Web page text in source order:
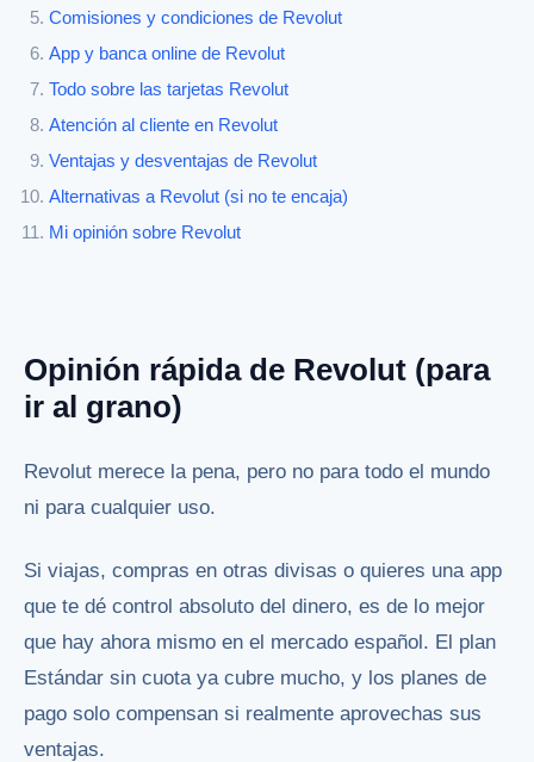
Comisiones y condiciones de Revolut
App y banca online de Revolut
Todo sobre las tarjetas Revolut
Atención al cliente en Revolut
Ventajas y desventajas de Revolut
Alternativas a Revolut (si no te encaja)
Mi opinión sobre Revolut
Opinión rápida de Revolut (para
ir al grano)
Revolut merece la pena, pero no para todo el mundo
ni para cualquier uso.
Si viajas, compras en otras divisas o quieres una app
que te dé control absoluto del dinero, es de lo mejor
que hay ahora mismo en el mercado español. El plan
Estándar sin cuota ya cubre mucho, y los planes de
pago solo compensan si realmente aprovechas sus
ventajas.